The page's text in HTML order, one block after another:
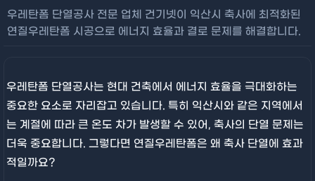
우레탄폼 단열공사 전문 업체 건기넷이 익산시 축사에 최적화된
연질우레탄폼 시공으로 에너지 효율과 결로 문제를 해결합니다.
우레탄폼 단열공사는 현대 건축에서 에너지 효율을 극대화하는
중요한 요소로 자리잡고 있습니다. 특히 익산시와 같은 지역에서
는 계절에 따라 큰 온도 차가 발생할 수 있어, 축사의 단열 문제는
더욱 중요합니다. 그렇다면 연질우레탄폼은 왜 축사 단열에 효과
적일까요?